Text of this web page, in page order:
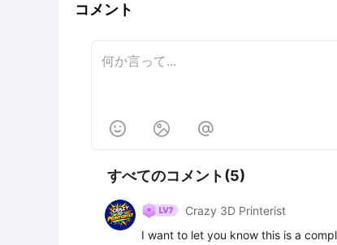
コメント
  
すべてのコメント(5)
Crazy 3D Printerist
I want to let you know this is a